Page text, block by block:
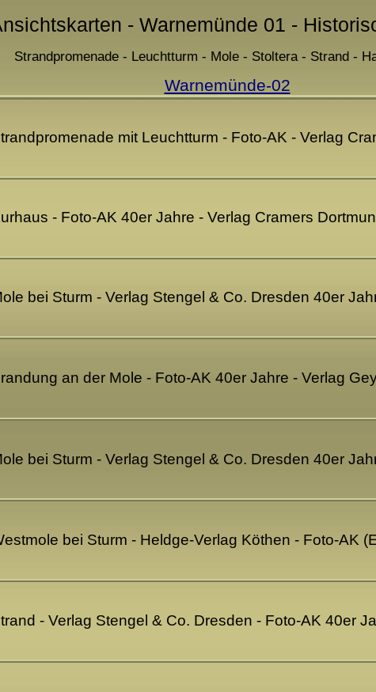
- Warnemünde 01 -
Strandpromenade - Leuchtturm - Mole - Stoltera - Strand -
Warnemünde-02
mit Leuchtturm - Foto-AK - Verlag
- Foto-AK 40er Jahre - Verlag Cramers
bei Sturm - Verlag Stengel & Co. Dresden 40er
an der Mole - Foto-AK 40er Jahre - Verlag
bei Sturm - Verlag Stengel & Co. Dresden 40er
bei Sturm - Heldge-Verlag Köthen - Foto-AK
- Verlag Stengel & Co. Dresden - Foto-AK 40er